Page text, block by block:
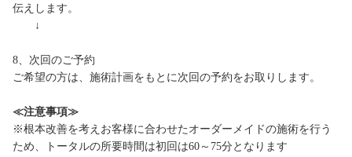
伝えします。
↓
8、次回のご予約
ご希望の方は、施術計画をもとに次回の予約をお取りします。
≪注意事項≫
※根本改善を考えお客様に合わせたオーダーメイドの施術を行う
ため、トータルの所要時間は初回は60～75分となります